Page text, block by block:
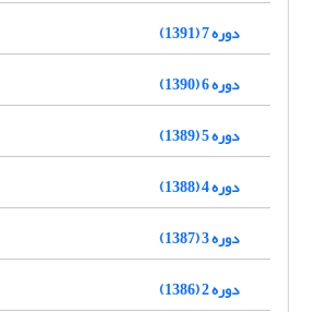
دوره 7 (1391)
دوره 6 (1390)
دوره 5 (1389)
دوره 4 (1388)
دوره 3 (1387)
دوره 2 (1386)